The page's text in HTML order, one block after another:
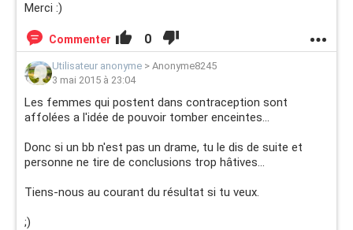
Merci :)
Commenter 0
Utilisateur anonyme > Anonyme8245
3 mai 2015 à 23:04
Les femmes qui postent dans contraception sont
affolées a l'idée de pouvoir tomber enceintes...
Donc si un bb n'est pas un drame, tu le dis de suite et
personne ne tire de conclusions trop hâtives...
Tiens-nous au courant du résultat si tu veux.
;)